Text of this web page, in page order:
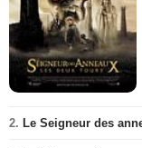
2. Le Seigneur des